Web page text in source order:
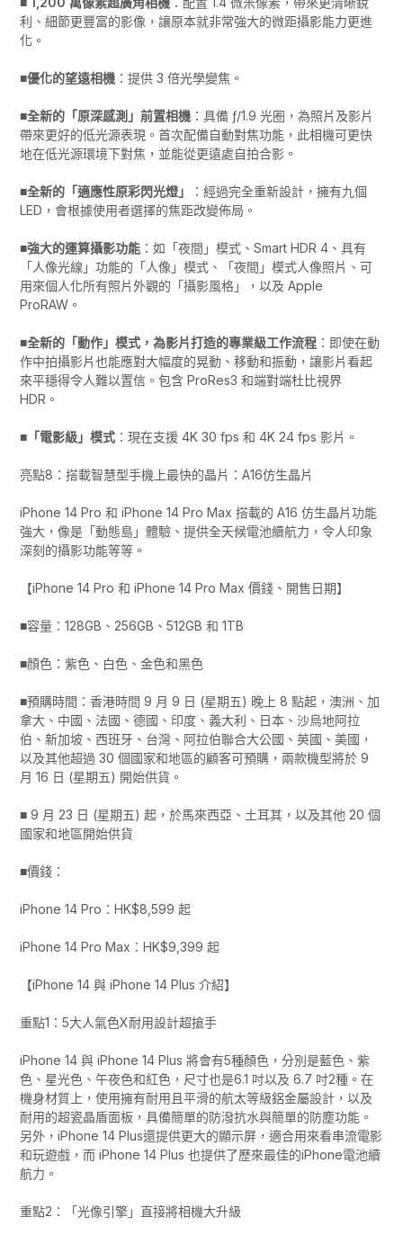
利、細節更豐富的影像，讓原本就非常強大的微距攝影能力更進
化。
■優化的望遠相機 ：提供 3 倍光學變焦。
■全新的「原深感測」前置相機 ：具備 ƒ/1.9 光圈，為照片及影片
帶來更好的低光源表現。首次配備自動對焦功能，此相機可更快
地在低光源環境下對焦，並能從更遠處自拍合影。
■全新的「適應性原彩閃光燈」
：經過完全重新設計，擁有九個
LED，會根據使用者選擇的焦距改變佈局。
■強大的運算攝影功能 ：如「夜間」模式、Smart HDR 4、具有
「人像光線」功能的「人像」模式、「夜間」模式人像照片、可
用來個人化所有照片外觀的「攝影風格」，以及 Apple
ProRAW。
■全新的「動作」模式，為影片打造的專業級工作流程 ：即使在動
作中拍攝影片也能應對大幅度的晃動、移動和振動，讓影片看起
來平穩得令人難以置信。包含 ProRes3 和端對端杜比視界
HDR。
■「電影級」模式 ：現在支援 4K 30 fps 和 4K 24 fps 影片。
亮點8：搭載智慧型手機上最快的晶片：A16仿生晶片
iPhone 14 Pro 和 iPhone 14 Pro Max 搭載的 A16 仿生晶片功能
強大，像是「動態島」體驗、提供全天候電池續航力，令人印象
深刻的攝影功能等等。
【iPhone 14 Pro 和 iPhone 14 Pro Max 價錢、開售日期】
■容量：128GB、256GB、512GB 和 1TB
■顏色：紫色、白色、金色和黑色
■預購時間：香港時間 9 月 9 日 (星期五) 晚上 8 點起，澳洲、加
拿大、中國、法國、德國、印度、義大利、日本、沙烏地阿拉
伯、新加坡、西班牙、台灣、阿拉伯聯合大公國、英國、美國，
以及其他超過 30 個國家和地區的顧客可預購，兩款機型將於 9
月 16 日 (星期五) 開始供貨。
■ 9 月 23 日 (星期五) 起，於馬來西亞、土耳其，以及其他 20 個
國家和地區開始供貨
■價錢：
iPhone 14 Pro：HK$8,599 起
iPhone 14 Pro Max：HK$9,399 起
【iPhone 14 與 iPhone 14 Plus 介紹】
重點1：5大人氣色X耐用設計超搶手
iPhone 14 與 iPhone 14 Plus 將會有5種顏色，分別是藍色、紫
色、星光色、午夜色和紅色，尺寸也是6.1 吋以及 6.7 吋2種。在
機身材質上，使用擁有耐用且平滑的航太等級鋁金屬設計，以及
耐用的超瓷晶盾面板，具備簡單的防潑抗水與簡單的防塵功能。
另外，iPhone 14 Plus還提供更大的顯示屏，適合用來看串流電影
和玩遊戲，而 iPhone 14 Plus 也提供了歷來最佳的iPhone電池續
航力。
重點2：「光像引擎」直接將相機大升級